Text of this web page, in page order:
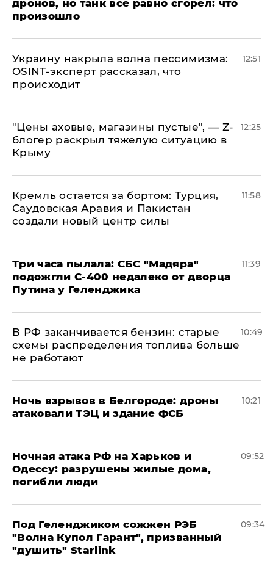
дронов, но танк все равно сгорел: что
произошло
​Украину накрыла волна пессимизма:
OSINT-эксперт рассказал, что
происходит
12:51
​"Цены аховые, магазины пустые", — Z-
блогер раскрыл тяжелую ситуацию в
Крыму
12:25
​Кремль остается за бортом: Турция,
Саудовская Аравия и Пакистан
создали новый центр силы
11:58
Три часа пылала: СБС "Мадяра"
подожгли С-400 недалеко от дворца
Путина у Геленджика
11:39
​В РФ заканчивается бензин: старые
схемы распределения топлива больше
не работают
10:49
​Ночь взрывов в Белгороде: дроны
атаковали ТЭЦ и здание ФСБ
10:21
​Ночная атака РФ на Харьков и
Одессу: разрушены жилые дома,
погибли люди
09:52
Под Геленджиком сожжен РЭБ
"Волна Купол Гарант", призванный
"душить" Starlink
09:34